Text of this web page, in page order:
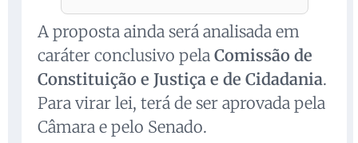
A proposta ainda será analisada em
caráter conclusivo pela Comissão de
Constituição e Justiça e de Cidadania.
Para virar lei, terá de ser aprovada pela
Câmara e pelo Senado.